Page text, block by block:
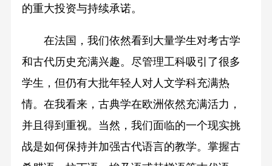
的重大投资与持续承诺。
在法国，我们依然看到大量学生对考古学
和古代历史充满兴趣。尽管理工科吸引了很多
学生，但仍有大批年轻人对人文学科充满热
情。在我看来，古典学在欧洲依然充满活力，
并且得到重视。当然，我们面临的一个现实挑
战是如何保持并加强古代语言的教学。掌握古